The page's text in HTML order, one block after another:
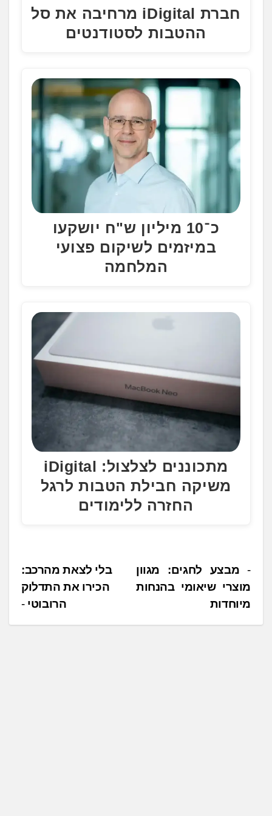
חברת iDigital מרחיבה את סל
ההטבות לסטודנטים
כ־10 מיליון ש"ח יושקעו
במיזמים לשיקום פצועי
המלחמה
מתכוננים לצלצול: iDigital
משיקה חבילת הטבות לרגל
החזרה ללימודים
נ
י
ו
בלי לצאת מהרכב:
הכירו את התדלוק
הרובוטי
מבצע לחגים: מגוון
מוצרי שיאומי בהנחות
מיוחדות